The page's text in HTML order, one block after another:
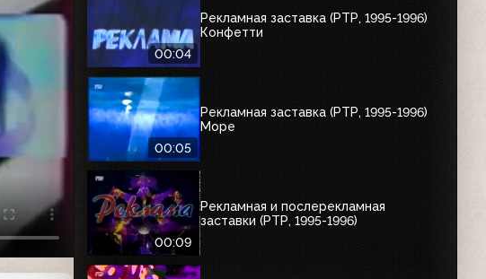
00:04
Рекламная заставка (РТР, 1995-1996)
Конфетти
00:05
Рекламная заставка (РТР, 1995-1996)
Море
00:09
Рекламная и послерекламная
заставки (РТР, 1995-1996)